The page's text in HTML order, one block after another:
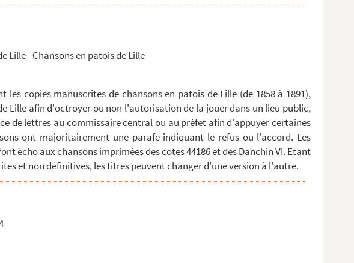
Lille - Chansons en patois de Lille
les copies manuscrites de chansons en patois de Lille (de 1858 à 1891),
Lille afin d'octroyer ou non l'autorisation de la jouer dans un lieu public,
de lettres au commissaire central ou au préfet afin d'appuyer certaines
ont majoritairement une parafe indiquant le refus ou l'accord. Les
écho aux chansons imprimées des cotes 44186 et des Danchin VI. Etant
et non définitives, les titres peuvent changer d'une version à l'autre.